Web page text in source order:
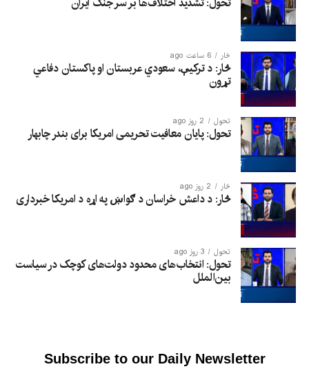
څار 6 ساعت ago
څار: د ترکیې، سعودي عربستان او پاکستان دفاعي
تړون
تحول 2 روز ago
تحول: پایان معافیت تحریمی امریکا برای بندر چابهار
څار 2 روز ago
څار: د داعش خراسان د ګواښ په اړه د امریکا خبرداری
تحول 3 روز ago
تحول: انتخاب‌های محدود دولت‌های کوچک در سیاست
بین‌الملل
Subscribe to our Daily Newsletter